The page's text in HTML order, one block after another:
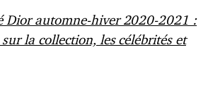
Dior automne-hiver 2020-2021 :
la collection, les célébrités et